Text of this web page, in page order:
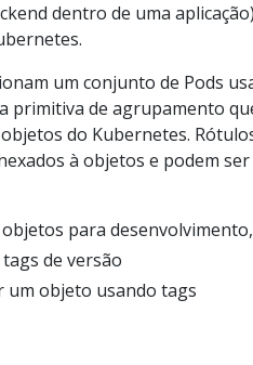
dentro de uma
um conjunto de Pods
primitiva de agrupamento
do Kubernetes.
à objetos e podem
para
de versão
um objeto usando tags